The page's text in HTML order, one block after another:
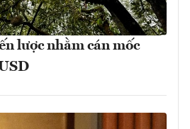
lược nhằm cán mốc